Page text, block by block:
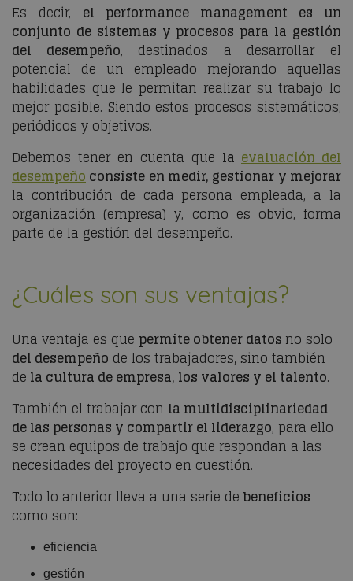
Es decir, el performance management es un
conjunto de sistemas y procesos para la gestión
del desempeño, destinados a desarrollar el
potencial de un empleado mejorando aquellas
habilidades que le permitan realizar su trabajo lo
mejor posible. Siendo estos procesos sistemáticos,
periódicos y objetivos.
Debemos tener en cuenta que la evaluación del
desempeñoconsiste en medir, gestionar y mejorar
la contribución de cada persona empleada, a la
organización (empresa) y, como es obvio, forma
parte de la gestión del desempeño.
¿Cuáles son sus ventajas?
Una ventaja es que permite obtener datos no solo
del desempeño de los trabajadores, sino también
de la cultura de empresa, los valores y el talento.
También el trabajar con la multidisciplinariedad
de las personas y compartir el liderazgo, para ello
se crean equipos de trabajo que respondan a las
necesidades del proyecto en cuestión.
Todo lo anterior lleva a una serie de beneficios
como son:
eficiencia
gestión